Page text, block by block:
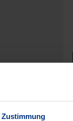
Zustimmung